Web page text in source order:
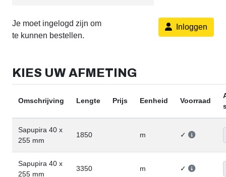
Je moet ingelogd zijn om
te kunnen bestellen.
Inloggen
KIES UW AFMETING
Omschrijving Lengte Prijs Eenheid Voorraad
Sapupira 40 x
255 mm
1850 m ✓
Sapupira 40 x
255 mm
3350 m ✓